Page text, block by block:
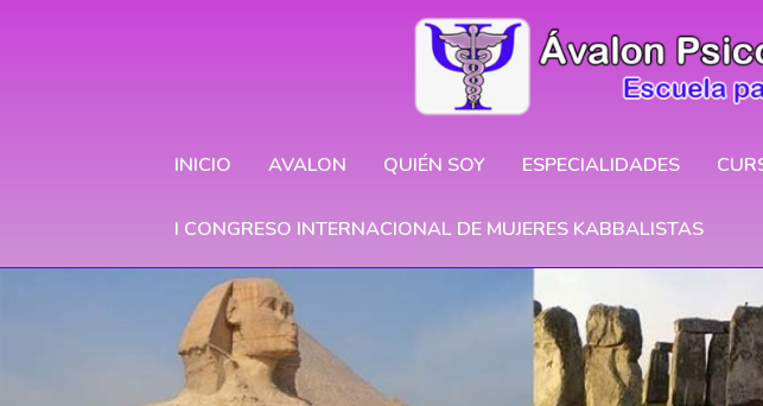
INICIO AVALON QUIÉN SOY ESPECIALIDADES
I CONGRESO INTERNACIONAL DE MUJERES KABBALISTAS